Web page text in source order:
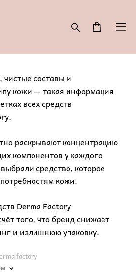
составы и
кожи — такая информация
всех средств
раскрывают концентрацию
компонентов у каждого
средство, которое
кожи.
Derma Factory
того, что бренд снижает
и излишнюю упаковку.
factory